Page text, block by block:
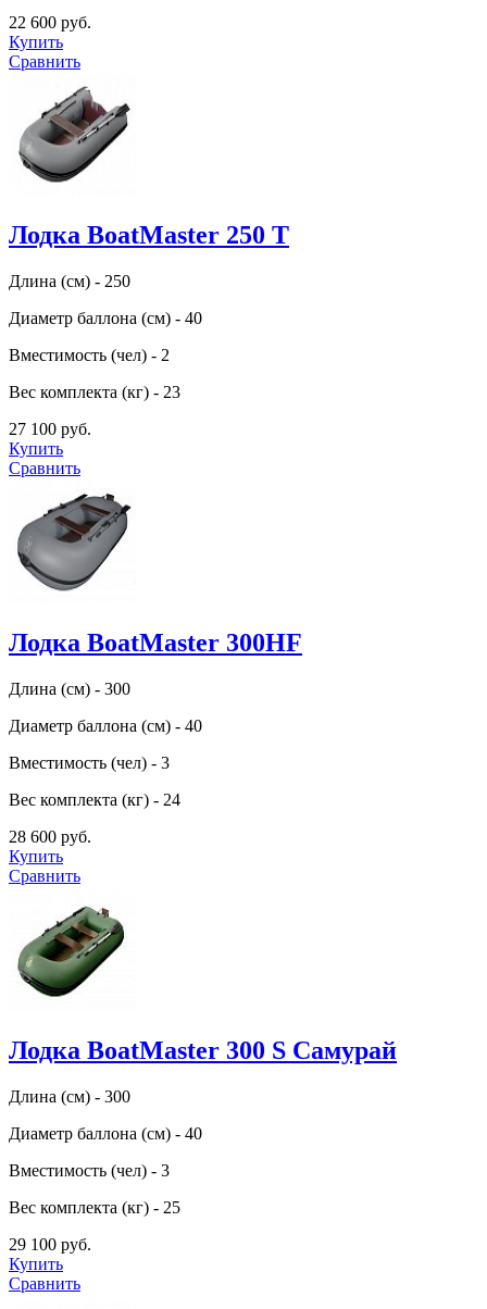
22 600 руб.
Купить
Сравнить
Лодка BoatMaster 250 T
Длина (см) - 250
Диаметр баллона (см) - 40
Вместимость (чел) - 2
Вес комплекта (кг) - 23
27 100 руб.
Купить
Сравнить
Лодка BoatMaster 300HF
Длина (см) - 300
Диаметр баллона (см) - 40
Вместимость (чел) - 3
Вес комплекта (кг) - 24
28 600 руб.
Купить
Сравнить
Лодка BoatMaster 300 S Самурай
Длина (см) - 300
Диаметр баллона (см) - 40
Вместимость (чел) - 3
Вес комплекта (кг) - 25
29 100 руб.
Купить
Сравнить